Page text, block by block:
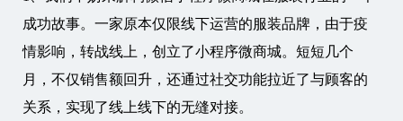
成功故事。一家原本仅限线下运营的服装品牌，由于疫
情影响，转战线上，创立了小程序微商城。短短几个
月，不仅销售额回升，还通过社交功能拉近了与顾客的
关系，实现了线上线下的无缝对接。